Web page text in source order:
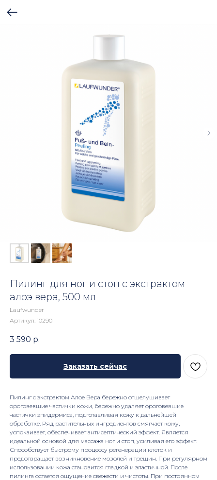
Пилинг для ног и стоп с экстрактом
алоэ вера, 500 мл
Laufwunder
Артикул: 10290
3 590 р.
Заказать сейчас
Пилинг с экстрактом Алое Вера бережно отшелушивает
ороговевшие частички кожи, бережно удаляет ороговевшие
частички эпидермиса, подготавливая кожу к дальнейшей
обработке. Ряд растительных ингредиентов смягчает кожу,
успокаивает, обеспечивает антисептический эффект. Является
идеальной основой для массажа ног и стоп, усиливая его эффект.
Способствует быстрому процессу регенерации клеток и
предотвращает возникновение мозолей и трещин. При регулярном
использовании кожа становится гладкой и эластичной. После
пилинга остается ощущение свежести и чистоты. При постоянном